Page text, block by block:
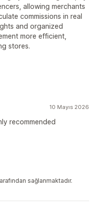
allowing merchants
commissions in real
and organized
more efficient,
stores.
10 Mayıs 2026
recommended
sağlanmaktadır.